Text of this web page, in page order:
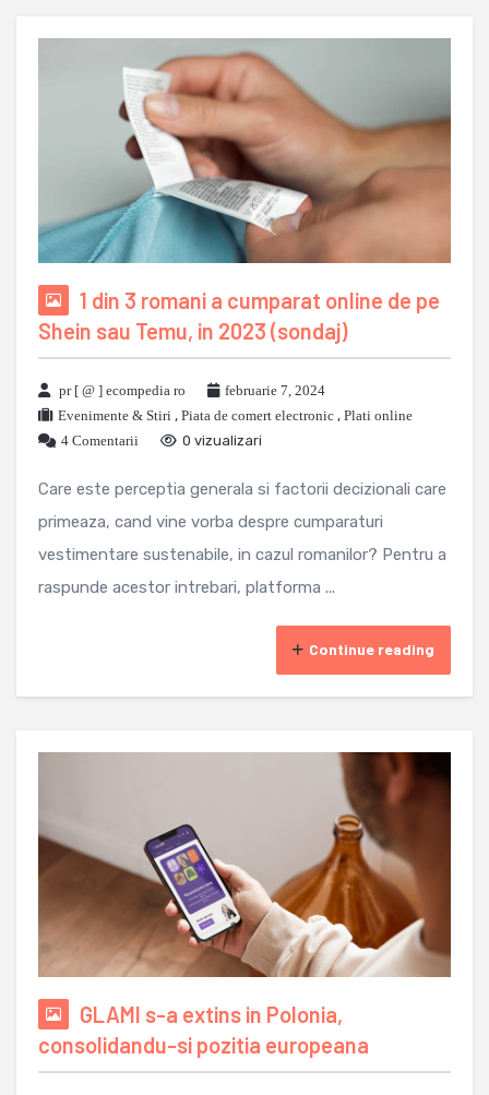
1 din 3 romani a cumparat online de pe
Shein sau Temu, in 2023 (sondaj)
pr [ @ ] ecompedia ro
februarie 7, 2024
Evenimente & Stiri , Piata de comert electronic , Plati online
4 Comentarii
0 vizualizari
Care este perceptia generala si factorii decizionali care
primeaza, cand vine vorba despre cumparaturi
vestimentare sustenabile, in cazul romanilor? Pentru a
raspunde acestor intrebari, platforma ...
Continue reading
GLAMI s-a extins in Polonia,
consolidandu-si pozitia europeana